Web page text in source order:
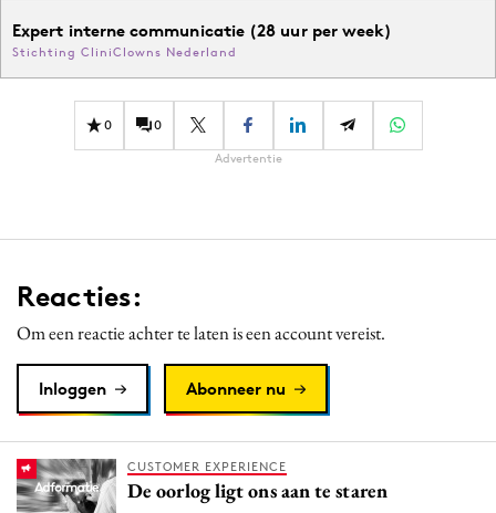
Expert interne communicatie (28 uur per week)
Stichting CliniClowns Nederland
0 0
Advertentie
Reacties:
Om een reactie achter te laten is een account vereist.
Inloggen Abonneer nu
CUSTOMER EXPERIENCE
De oorlog ligt ons aan te staren